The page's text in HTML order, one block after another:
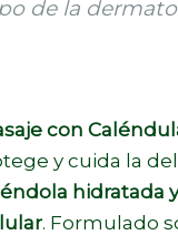
de la
con
y cuida la
hidratada
. Formulado